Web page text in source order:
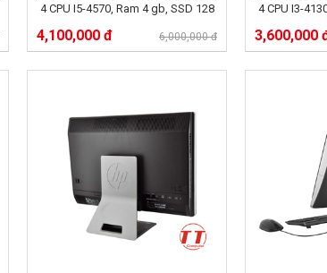
4 CPU I5-4570, Ram 4 gb, SSD 128
6,000,000 đ
4,100,000 đ
4 CPU I3-
3,600,000